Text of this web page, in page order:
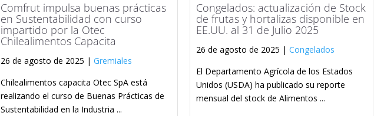
Comfrut impulsa buenas prácticas
en Sustentabilidad con curso
impartido por la Otec
Chilealimentos Capacita
26 de agosto de 2025 | Gremiales
Chilealimentos capacita Otec SpA está
realizando el curso de Buenas Prácticas de
Sustentabilidad en la Industria ...
Congelados: actualización de Stock
de frutas y hortalizas disponible en
EE.UU. al 31 de Julio 2025
26 de agosto de 2025 | Congelados
El Departamento Agrícola de los Estados
Unidos (USDA) ha publicado su reporte
mensual del stock de Alimentos ...